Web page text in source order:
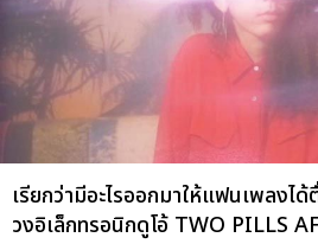
เรียกว่ามีอะไรออกมาให้แฟนเพลงไ
วงอิเล็กทรอนิกดูโอ้ TWO PILLS